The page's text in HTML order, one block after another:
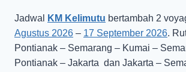
Jadwal KM Kelimutu bertambah 2
Agustus 2026 – 17 September 2026.
Pontianak – Semarang – Kumai –
Pontianak – Jakarta dan Jakarta –